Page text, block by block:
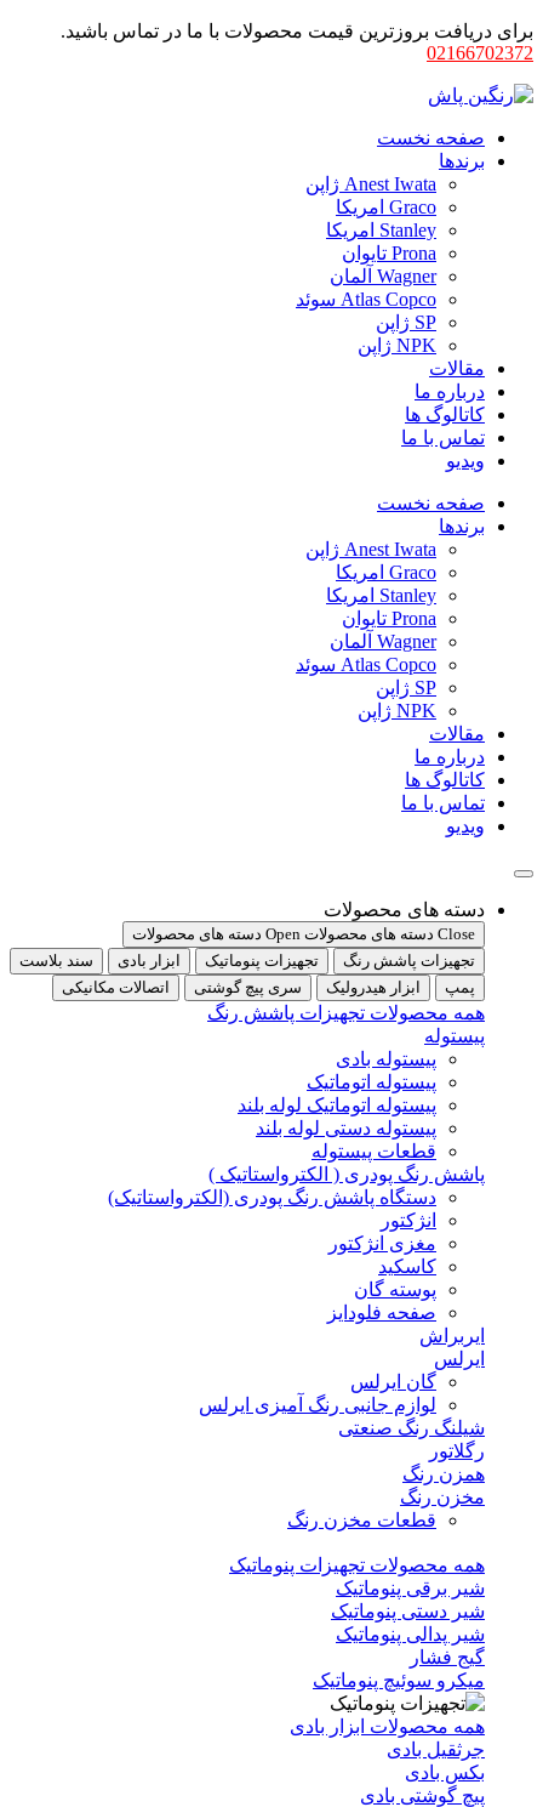
برای دریافت بروزترین قیمت محصولات با ما در تماس باشید.
02166702372
صفحه نخست
برندها
Anest Iwata ژاپن
Graco امریکا
Stanley امریکا
Prona تایوان
Wagner آلمان
Atlas Copco سوئد
SP ژاپن
NPK ژاپن
مقالات
درباره ما
کاتالوگ ها
تماس با ما
ویدیو
صفحه نخست
برندها
Anest Iwata ژاپن
Graco امریکا
Stanley امریکا
Prona تایوان
Wagner آلمان
Atlas Copco سوئد
SP ژاپن
NPK ژاپن
مقالات
درباره ما
کاتالوگ ها
تماس با ما
ویدیو
دسته های محصولات
Close دسته های محصولات
Open دسته های محصولات
تجهیزات پاشش رنگ
تجهیزات پنوماتیک ابزار بادی
سند بلاست
پمپ
ابزار هیدرولیک سری پیچ گوشتی اتصالات مکانیکی
همه محصولات تجهیزات پاشش رنگ
پیستوله
پیستوله بادی
پیستوله اتوماتیک
پیستوله اتوماتیک لوله بلند
پیستوله دستی لوله بلند
قطعات پیستوله
پاشش رنگ پودری ( الکترواستاتیک )
دستگاه پاشش رنگ پودری (الکترواستاتیک)
انژکتور
مغزی انژکتور
کاسکید
پوسته گان
صفحه فلودایز
ایربراش
ایرلس
گان ایرلس
لوازم جانبی رنگ آمیزی ایرلس
شیلنگ رنگ صنعتی
رگلاتور
همزن رنگ
مخزن رنگ
قطعات مخزن رنگ
همه محصولات تجهیزات پنوماتیک
شیر برقی پنوماتیک
شیر دستی پنوماتیک
شیر پدالی پنوماتیک
گیج فشار
میکرو سوئیچ پنوماتیک
همه محصولات ابزار بادی
جرثقیل بادی
بکس بادی
پیچ گوشتی بادی